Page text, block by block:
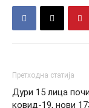
Претходна статија
Дури 15 лица
ковид-19, нови